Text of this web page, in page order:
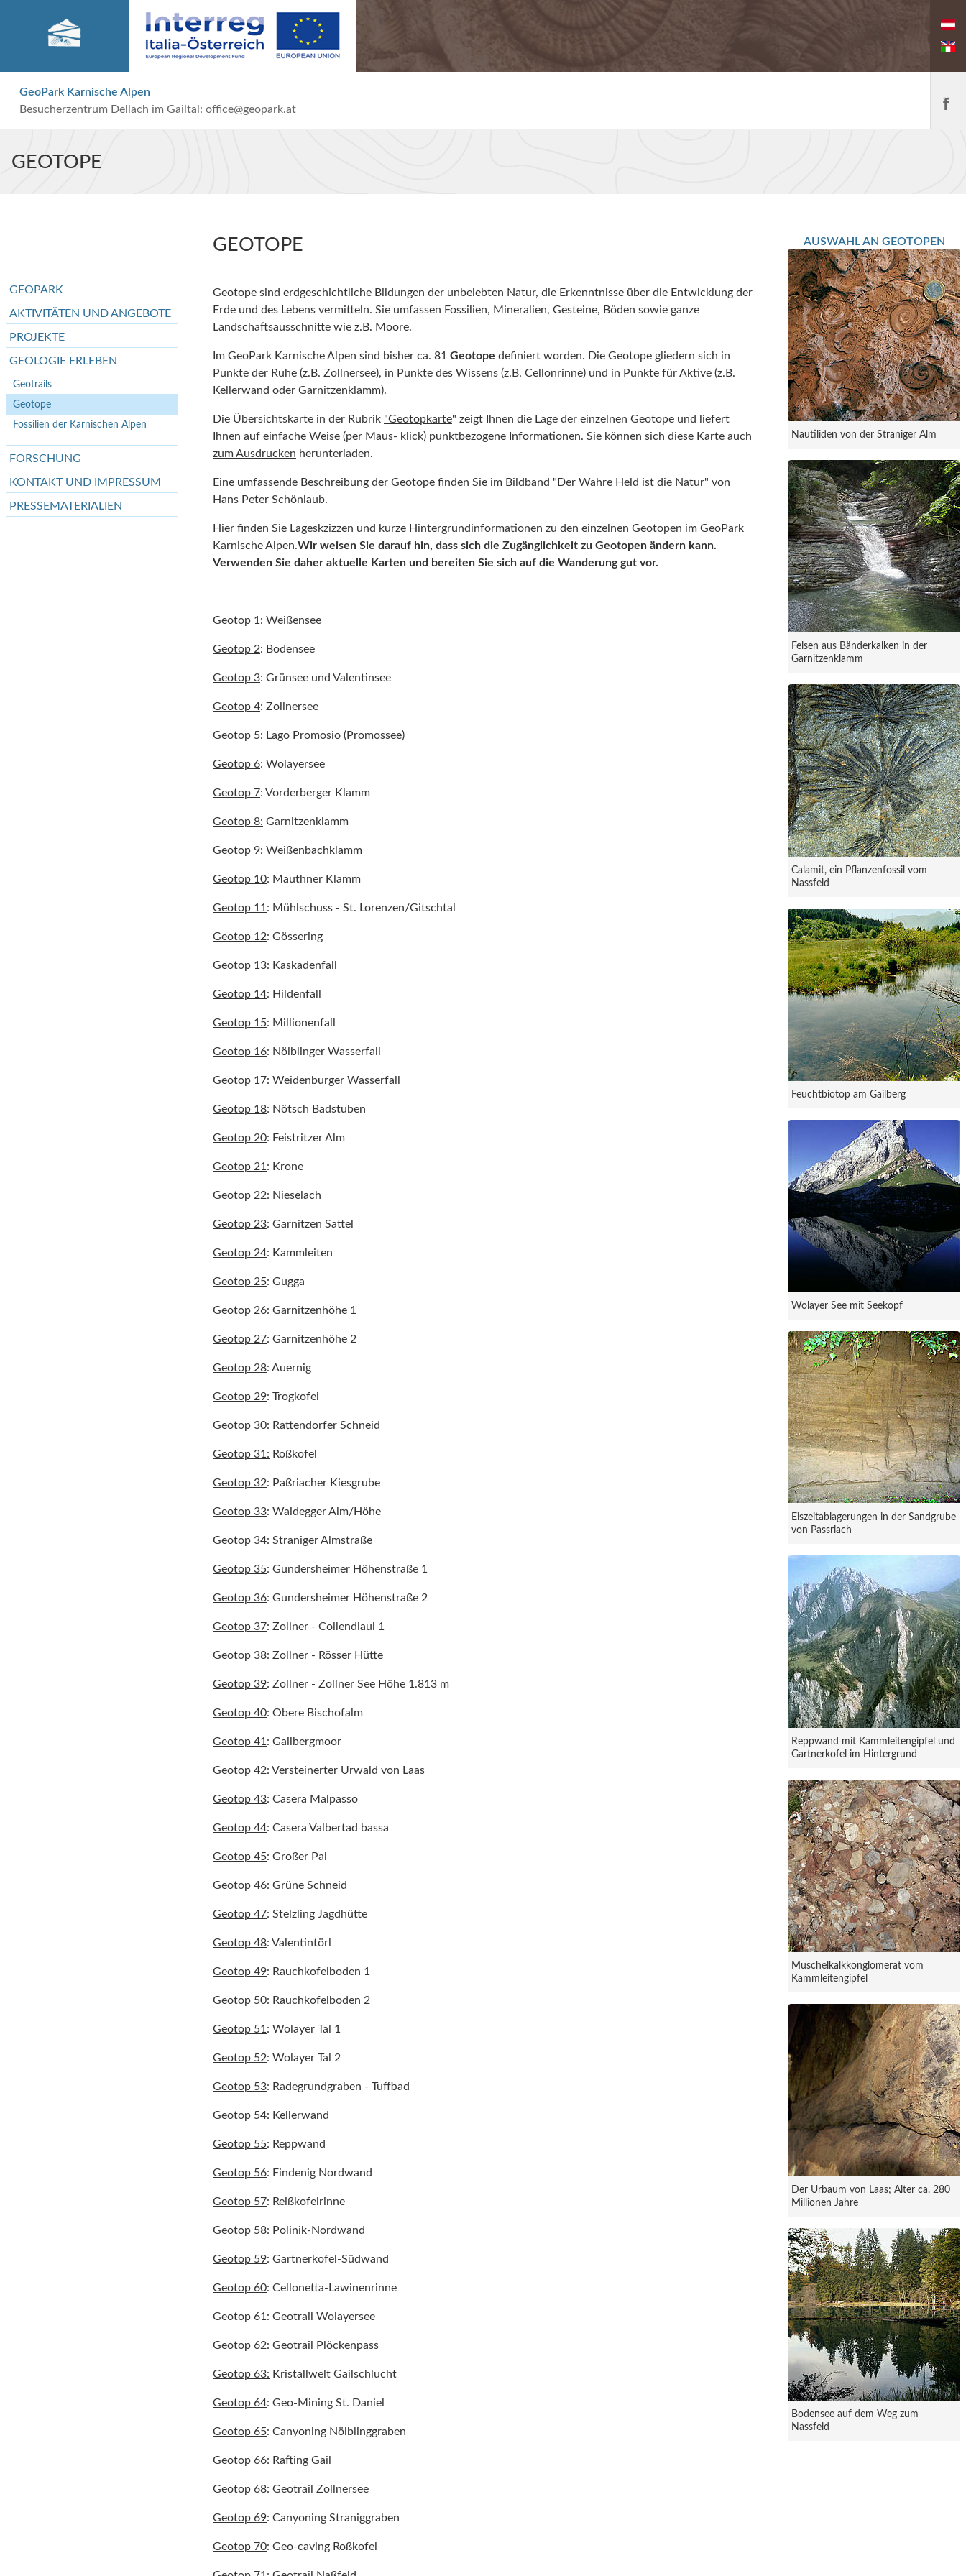
GeoPark Karnische Alpen
Besucherzentrum Dellach im Gailtal: office@geopark.at
GEOTOPE
GEOPARK
AKTIVITÄTEN UND ANGEBOTE
PROJEKTE
GEOLOGIE ERLEBEN
Geotrails
Geotope
Fossilien der Karnischen Alpen
FORSCHUNG
KONTAKT UND IMPRESSUM
PRESSEMATERIALIEN
GEOTOPE
Geotope sind erdgeschichtliche Bildungen der unbelebten Natur, die Erkenntnisse über die Entwicklung der
Erde und des Lebens vermitteln. Sie umfassen Fossilien, Mineralien, Gesteine, Böden sowie ganze
Landschaftsausschnitte wie z.B. Moore.
Im GeoPark Karnische Alpen sind bisher ca. 81 Geotope definiert worden. Die Geotope gliedern sich in
Punkte der Ruhe (z.B. Zollnersee), in Punkte des Wissens (z.B. Cellonrinne) und in Punkte für Aktive (z.B.
Kellerwand oder Garnitzenklamm).
Die Übersichtskarte in der Rubrik "Geotopkarte" zeigt Ihnen die Lage der einzelnen Geotope und liefert
Ihnen auf einfache Weise (per Maus- klick) punktbezogene Informationen. Sie können sich diese Karte auch
zum Ausdrucken herunterladen.
Eine umfassende Beschreibung der Geotope finden Sie im Bildband " Der Wahre Held ist die Natur" von
Hans Peter Schönlaub.
Hier finden Sie Lageskzizzen und kurze Hintergrundinformationen zu den einzelnen Geotopen im GeoPark
Karnische Alpen.Wir weisen Sie darauf hin, dass sich die Zugänglichkeit zu Geotopen ändern kann.
Verwenden Sie daher aktuelle Karten und bereiten Sie sich auf die Wanderung gut vor.
Geotop 1 : Weißensee
Geotop 2: Bodensee
Geotop 3: Grünsee und Valentinsee
Geotop 4: Zollnersee
Geotop 5: Lago Promosio (Promossee)
Geotop 6: Wolayersee
Geotop 7: Vorderberger Klamm
Geotop 8: Garnitzenklamm
Geotop 9: Weißenbachklamm
Geotop 10: Mauthner Klamm
Geotop 11 : Mühlschuss - St. Lorenzen/Gitschtal
Geotop 12: Gössering
Geotop 13: Kaskadenfall
Geotop 14: Hildenfall
Geotop 15: Millionenfall
Geotop 16: Nölblinger Wasserfall
Geotop 17: Weidenburger Wasserfall
Geotop 18: Nötsch Badstuben
Geotop 20: Feistritzer Alm
Geotop 21 : Krone
Geotop 22: Nieselach
Geotop 23: Garnitzen Sattel
Geotop 24: Kammleiten
Geotop 25: Gugga
Geotop 26: Garnitzenhöhe 1
Geotop 27: Garnitzenhöhe 2
Geotop 28: Auernig
Geotop 29: Trogkofel
Geotop 30: Rattendorfer Schneid
Geotop 31: Roßkofel
Geotop 32: Paßriacher Kiesgrube
Geotop 33: Waidegger Alm/Höhe
Geotop 34: Straniger Almstraße
Geotop 35: Gundersheimer Höhenstraße 1
Geotop 36: Gundersheimer Höhenstraße 2
Geotop 37: Zollner - Collendiaul 1
Geotop 38: Zollner - Rösser Hütte
Geotop 39: Zollner - Zollner See Höhe 1.813 m
Geotop 40: Obere Bischofalm
Geotop 41 : Gailbergmoor
Geotop 42: Versteinerter Urwald von Laas
Geotop 43: Casera Malpasso
Geotop 44: Casera Valbertad bassa
Geotop 45: Großer Pal
Geotop 46: Grüne Schneid
Geotop 47: Stelzling Jagdhütte
Geotop 48: Valentintörl
Geotop 49: Rauchkofelboden 1
Geotop 50: Rauchkofelboden 2
Geotop 51 : Wolayer Tal 1
Geotop 52: Wolayer Tal 2
Geotop 53: Radegrundgraben - Tuffbad
Geotop 54: Kellerwand
Geotop 55: Reppwand
Geotop 56: Findenig Nordwand
Geotop 57: Reißkofelrinne
Geotop 58: Polinik-Nordwand
Geotop 59: Gartnerkofel-Südwand
Geotop 60: Cellonetta-Lawinenrinne
Geotop 61: Geotrail Wolayersee
Geotop 62: Geotrail Plöckenpass
Geotop 63: Kristallwelt Gailschlucht
Geotop 64: Geo-Mining St. Daniel
Geotop 65: Canyoning Nölblinggraben
Geotop 66: Rafting Gail
Geotop 68: Geotrail Zollnersee
Geotop 69: Canyoning Straniggraben
Geotop 70: Geo-caving Roßkofel
AUSWAHL AN GEOTOPEN
Nautiliden von der Straniger Alm
Felsen aus Bänderkalken in der
Garnitzenklamm
Calamit, ein Pflanzenfossil vom
Nassfeld
Feuchtbiotop am Gailberg
Wolayer See mit Seekopf
Eiszeitablagerungen in der Sandgrube
von Passriach
Reppwand mit Kammleitengipfel und
Gartnerkofel im Hintergrund
Muschelkalkkonglomerat vom
Kammleitengipfel
Der Urbaum von Laas; Alter ca. 280
Millionen Jahre
Bodensee auf dem Weg zum
Nassfeld